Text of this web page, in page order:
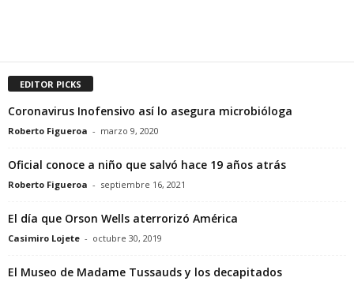
EDITOR PICKS
Coronavirus Inofensivo así lo asegura microbióloga
Roberto Figueroa - marzo 9, 2020
Oficial conoce a niño que salvó hace 19 años atrás
Roberto Figueroa - septiembre 16, 2021
El día que Orson Wells aterrorizó América
Casimiro Lojete - octubre 30, 2019
El Museo de Madame Tussauds y los decapitados